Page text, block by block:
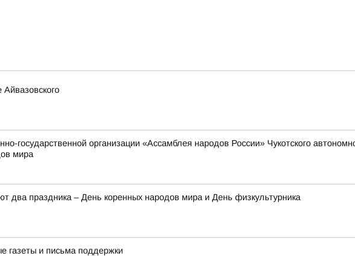
государственной организации «Ассамблея народов России» Чукотского
мира
два праздника – День коренных народов мира и День физкультурника
газеты и письма поддержки